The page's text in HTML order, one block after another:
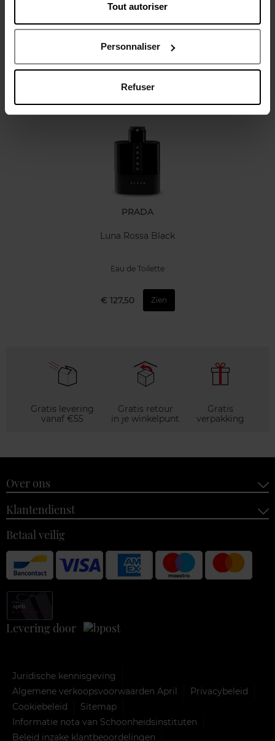
Tout autoriser
Personnaliser
Refuser
Karakteristieken
Nog iets vergeten ?
PRADA
Luna Rossa Black
Eau de Toilette
€ 127,50 Zien
Gratis levering
vanaf €55
Gratis retour
in je winkelpunt
Gratis
verpakking
Over ons
Klantendienst
Betaal veilig
Levering door
Juridische kennisgeving
Algemene verkoopsvoorwaarden April
Privacybeleid
Cookiebeleid
Sitemap
Informatie nota van Schoonheidsinstituten
Beleid inzake klantbeoordelingen